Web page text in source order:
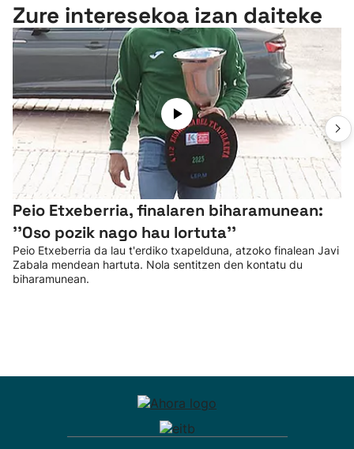
Zure interesekoa izan daiteke
Peio Etxeberria, finalaren biharamunean:
''Oso pozik nago hau lortuta''
Peio Etxeberria da lau t'erdiko txapelduna, atzoko finalean Javi
Zabala mendean hartuta. Nola sentitzen den kontatu du
biharamunean.